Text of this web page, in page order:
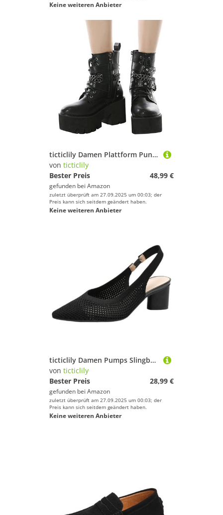
Keine weiteren Anbieter
ticticlily Damen Plattform Punk PU Stiefeletten Winterstiefel Kurzschaft Stiefel Boots Plateauschuhe Motorrad Schnürstiefel H Schwarz 42 EU
von ticticlily
Bester Preis
48,99 €
gefunden bei Amazon
zuletzt überprüft am 27.09.2025 um 00:03; der
Preis kann sich seitdem geändert haben.
Keine weiteren Anbieter
ticticlily Damen Pumps Slingback Sandalen Pumps für Damen Brautschuhe Blockabsatz Kleid Partei Gericht Schuhe Damen Kitten Heel Hochzeit Schuhe B1 Schwarz 40 EU
von ticticlily
Bester Preis
28,99 €
gefunden bei Amazon
zuletzt überprüft am 27.09.2025 um 00:03; der
Preis kann sich seitdem geändert haben.
Keine weiteren Anbieter